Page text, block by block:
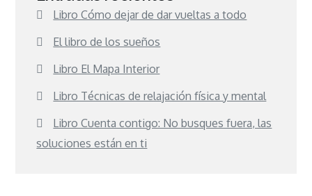
Libro Cómo dejar de dar vueltas a todo
El libro de los sueños
Libro El Mapa Interior
Libro Técnicas de relajación física y mental
Libro Cuenta contigo: No busques fuera, las
soluciones están en ti